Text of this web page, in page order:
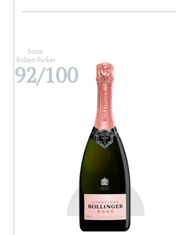
Score
Robert Parker
92/100